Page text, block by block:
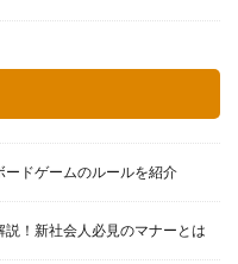
ードゲームのルールを紹介
！新社会人必見のマナーとは